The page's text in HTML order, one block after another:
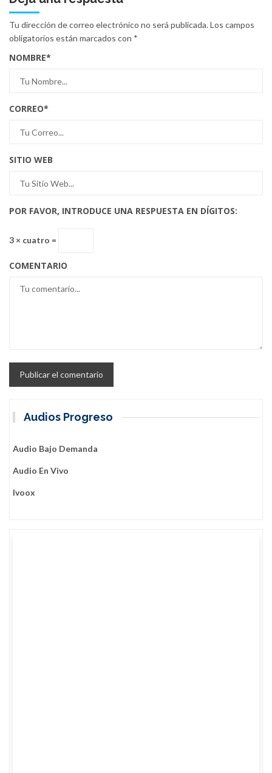
Tu dirección de correo electrónico no será publicada.Los campos
obligatorios están marcados con *
NOMBRE*
CORREO*
SITIO WEB
POR FAVOR, INTRODUCE UNA RESPUESTA EN DÍGITOS:
3 × cuatro =
COMENTARIO
Audios Progreso
Audio Bajo Demanda
Audio En Vivo
Ivoox